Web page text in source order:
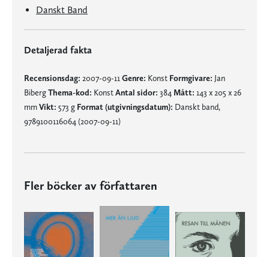
Danskt Band
Detaljerad fakta
Recensionsdag: 2007-09-11 Genre: Konst Formgivare: Jan
BibergThema-kod: KonstAntal sidor: 384 Mått: 143 x 205 x 26
mmVikt: 573 g Format (utgivningsdatum): Danskt band,
9789100116064 (2007-09-11)
Fler böcker av författaren